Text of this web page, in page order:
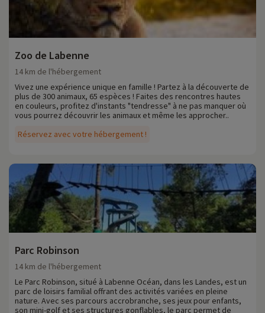
Zoo de Labenne
Réservez avec votre hébergement !
14 km de l'hébergement
Vivez une expérience unique en famille ! Partez à la découverte de
plus de 300 animaux, 65 espèces ! Faites des rencontres hautes
en couleurs, profitez d'instants "tendresse" à ne pas manquer où
vous pourrez découvrir les animaux et même les approcher..
Parc Robinson
14 km de l'hébergement
Le Parc Robinson, situé à Labenne Océan, dans les Landes, est un
parc de loisirs familial offrant des activités variées en pleine
nature. Avec ses parcours accrobranche, ses jeux pour enfants,
son mini-golf et ses structures gonflables, le parc permet de